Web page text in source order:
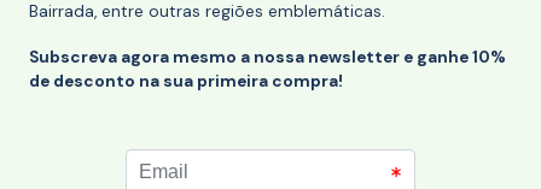
Bairrada, entre outras regiões emblemáticas.
Subscreva agora mesmo a nossa newsletter e ganhe 10%
de desconto na sua primeira compra!